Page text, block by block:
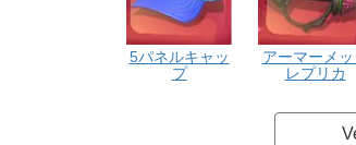
5パネルキャッ
プ
アーマーメッ
レプリカ